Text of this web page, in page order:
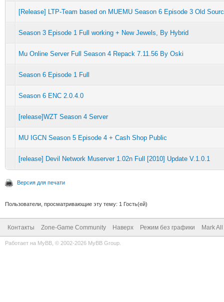
[Release] LTP-Team based on MUEMU Season 6 Episode 3 Old
Season 3 Episode 1 Full working + New Jewels, By Hybrid
Mu Online Server Full Season 4 Repack 7.11.56 By Oski
Season 6 Episode 1 Full
Season 6 ENC 2.0.4.0
[release]WZT Season 4 Server
MU IGCN Season 5 Episode 4 + Cash Shop Public
[release] Devil Network Muserver 1.02n Full [2010] Update V.1.0.1
Версия для печати
Пользователи, просматривающие эту тему: 1 Гость(ей)
Контакты Zone-Game Community Наверх Режим без графики Mark
Работает на MyBB , © 2002-2026 MyBB Group